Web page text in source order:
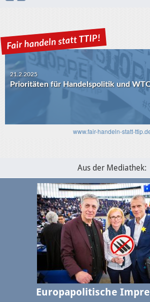
21.2.2025
Prioritäten für Handelspolitik und
www.fair-handeln-statt-
Aus der Mediathek:
Europapolitische